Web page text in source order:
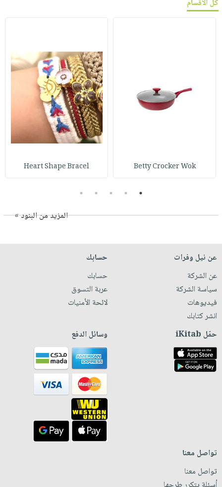
كل الأقسام
Betty Crocker Wok
Heart Shape Bracel
1
2
3
4
5
المزيد من البنود »
عن نيل وفرات
عن الشركة
سياسة الشركة
فيديوهات
انشر كتابك
حسابك
حسابك
عربة التسوق
لائحة الأمنيات
حمّل iKitab وسائل الدفع
تواصل معنا
تواصل معنا